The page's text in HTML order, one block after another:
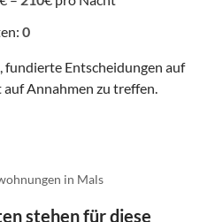
0
fundierte Entscheidungen auf
Annahmen zu treffen.
in Mals
stehen für diese